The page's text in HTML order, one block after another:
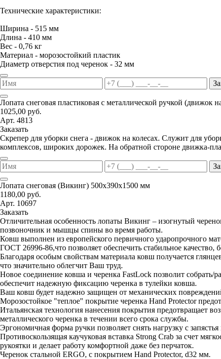
Технические характеристики:
Ширина - 515 мм
Длина - 410 мм
Вес - 0,76 кг
Материал - морозостойкий пластик
Диаметр отверстия под черенок - 32 мм
Лопата снеговая пластиковая с металлической ручкой (движок
1025,00 руб.
Арт. 4813
Заказать
Скрепер для уборки снега - движок на колесах. Служит для
комплексов, широких дорожек. На обратной стороне движка-
Лопата снеговая (Викинг) 500х390х1500 мм
1180,00 руб.
Арт. 10697
Заказать
Отличительная особенность лопаты Викинг – изогнутый
позвоночник и мышцы спины во время работы.
Ковш выполнен из европейского первичного ударопрочного
ГОСТ 26996-86,что позволяет обеспечить стабильное
Благодаря особым свойствам материала ковш получается
что значительно облегчит Ваш труд.
Новое соединение ковша и черенка FastLock позволит
обеспечит надежную фиксацию черенка в тулейки ковша.
Ваш ковш будет надежно защищен от механических
Морозостойкое "теплое" покрытие черенка Hand Protector
Итальянская технология нанесения покрытия предотвращает
металлического черенка в течении всего срока службы.
Эргономичная форма ручки позволяет снять нагрузку с
Противоскользящая каучуковая вставка Strong Crab за счет
рукоятки и делает работу комфортной даже без перчаток.
Черенок стальной ERGO, с покрытием Hand Protector, d32 мм.